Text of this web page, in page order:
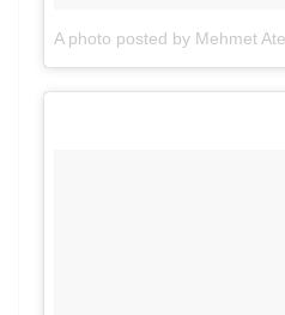
A photo posted by Mehmet